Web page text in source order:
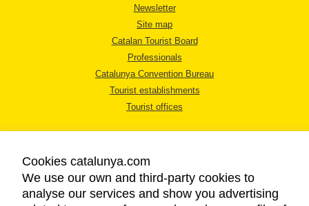
Newsletter
Site map
Catalan Tourist Board
Professionals
Catalunya Convention Bureau
Tourist establishments
Tourist offices
LEGAL NOTICE
Cookies catalunya.com
We use our own and third-party cookies to
analyse our services and show you advertising